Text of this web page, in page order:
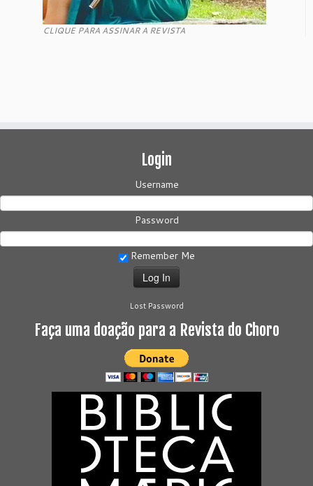
CLIQUE PARA ASSINAR A REVISTA
Login
Username
Password
Remember Me
Lost Password
Faça uma doação para a Revista do Choro